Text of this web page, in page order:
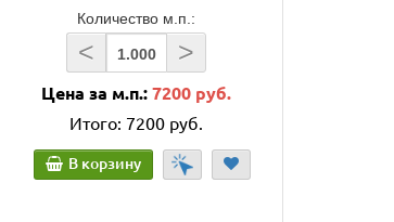
Количество м.п.:
< >
Цена за м.п.:7200 руб.
Итого: 7200 руб.
В корзину